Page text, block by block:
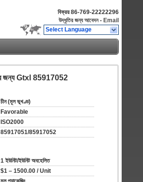
বিক্রয়86-769-22222296
উদ্ধৃতির জন্য আবেদন - Email
Select Language
জন্য Gtxl 85917052
চীন (মূল ভূখণ্ড)
Favorable
ISO2000
85917051/85917052
1 ইউনিট/ইউনিট অবহেলিত
$1 – 1500.00 / Unit